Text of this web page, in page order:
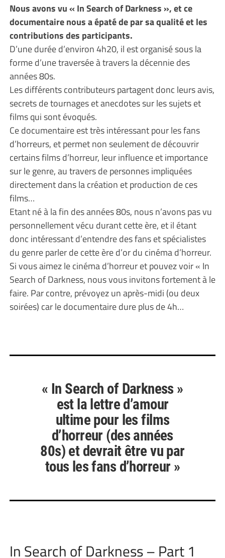
Nous avons vu « In Search of Darkness », et ce
documentaire nous a épaté de par sa qualité et les
contributions des participants.
D’une durée d’environ 4h20, il est organisé sous la
forme d’une traversée à travers la décennie des
années 80s.
Les différents contributeurs partagent donc leurs avis,
secrets de tournages et anecdotes sur les sujets et
films qui sont évoqués.
Ce documentaire est très intéressant pour les fans
d’horreurs, et permet non seulement de découvrir
certains films d’horreur, leur influence et importance
sur le genre, au travers de personnes impliquées
directement dans la création et production de ces
films…
Etant né à la fin des années 80s, nous n’avons pas vu
personnellement vécu durant cette ère, et il étant
donc intéressant d’entendre des fans et spécialistes
du genre parler de cette ère d’or du cinéma d’horreur.
Si vous aimez le cinéma d’horreur et pouvez voir « In
Search of Darkness, nous vous invitons fortement à le
faire. Par contre, prévoyez un après-midi (ou deux
soirées) car le documentaire dure plus de 4h…
« In Search of Darkness »
est la lettre d’amour
ultime pour les films
d’horreur (des années
80s) et devrait être vu par
tous les fans d’horreur »
In Search of Darkness – Part 1